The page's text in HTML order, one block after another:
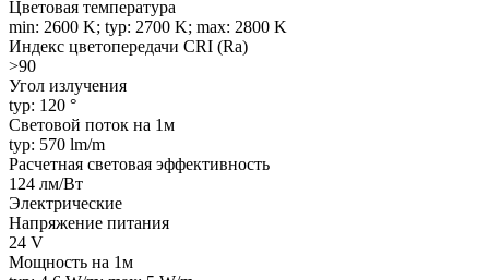
Цветовая температура
min: 2600 K; typ: 2700 K; max: 2800 K
Индекс цветопередачи CRI (Ra)
>90
Угол излучения
typ: 120 °
Световой поток на 1м
typ: 570 lm/m
Расчетная световая эффективность
124 лм/Вт
Электрические
Напряжение питания
24 V
Мощность на 1м